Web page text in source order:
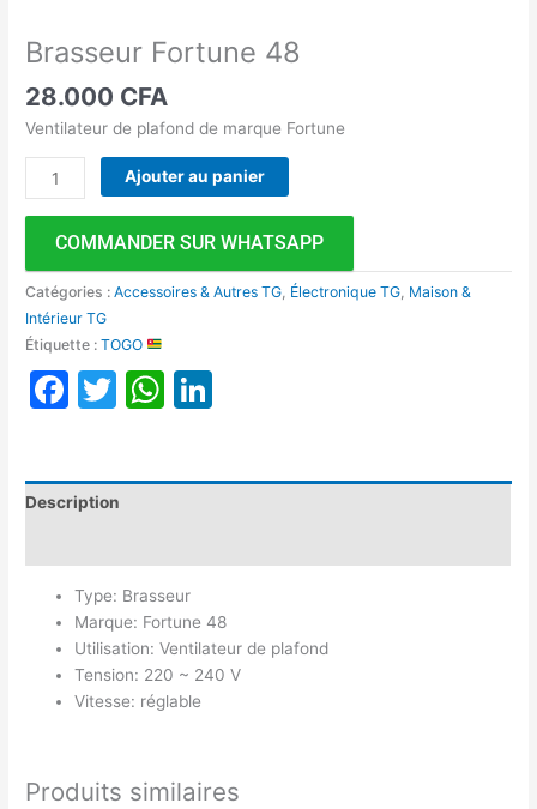
Brasseur Fortune 48
28.000 CFA
Ventilateur de plafond de marque Fortune
Ajouter au panier
COMMANDER SUR WHATSAPP
Catégories :Accessoires & Autres TG, Électronique TG, Maison &
Intérieur TG
Étiquette :TOGO
Facebook
TwitterWhatsApp
Description
Type: Brasseur
Marque: Fortune 48
Utilisation: Ventilateur de plafond
Tension: 220 ~ 240 V
Vitesse: réglable
Produits similaires